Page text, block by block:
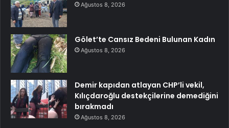
Ağustos 8, 2026
Gölet’te Cansız Bedeni Bulunan Kadın
Ağustos 8, 2026
Demir kapıdan atlayan CHP’li vekil,
Kılıçdaroğlu destekçilerine demediğini
bırakmadı
Ağustos 8, 2026